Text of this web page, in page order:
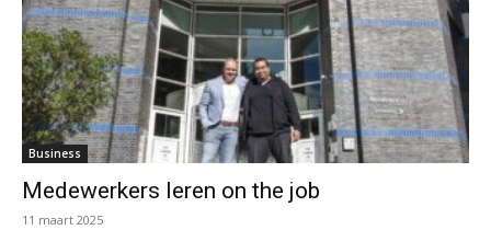
Business
Medewerkers leren on the job
11 maart 2025